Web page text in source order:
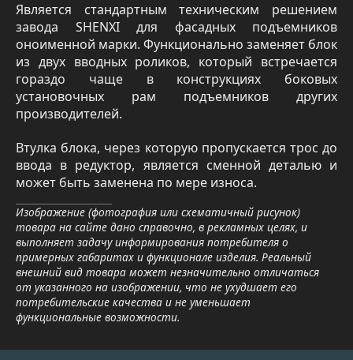
Является стандартным техническим решением
завода SHENXI для фасадных подъемников
оноименной марки. Функционально заменяет блок
из двух вводных роликов, который встречается
гораздо чаще в конструкциях боковых
установочных рам подъемников других
производителей.
Втулка блока, через которую пропускается трос до
ввода в редуктор, является сменной деталью и
может быть заменена по мере износа.
Изображение (фотография или схематичный рисунок)
товара на сайте дано справочно, в рекламных целях, и
выполняет задачу информирования потребителя о
примерных габаритах и функционале изделия. Реальный
внешний вид товара может незначительно отличаться
от указанного на изображении, что не ухудшает его
потребительские качества и не уменьшает
функциональные возможности.